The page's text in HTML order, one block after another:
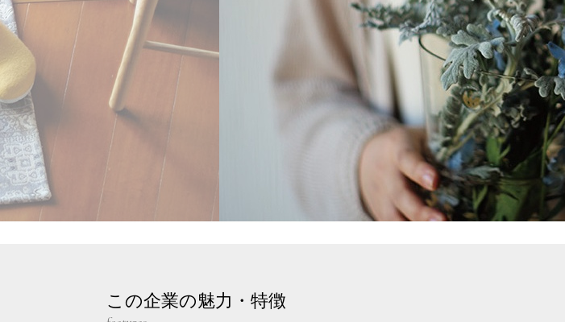
この企業の魅力・特徴